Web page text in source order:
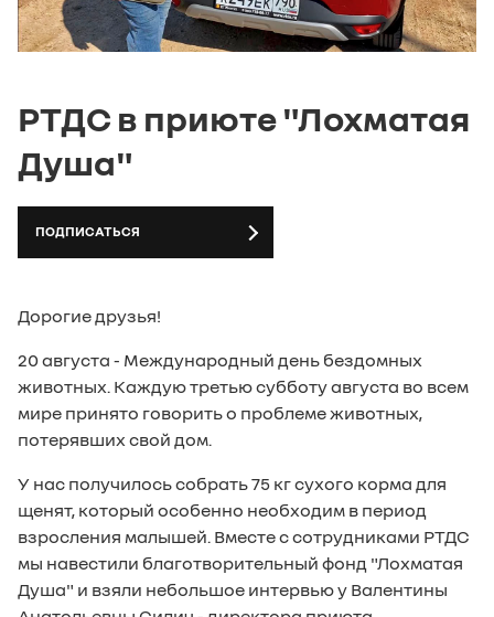
РТДС в приюте "Лохматая
Душа"
ПОДПИСАТЬСЯ
Дорогие друзья!
20 августа - Международный день бездомных
животных. Каждую третью субботу августа во всем
мире принято говорить о проблеме животных,
потерявших свой дом.
У нас получилось собрать 75 кг сухого корма для
щенят, который особенно необходим в период
взросления малышей. Вместе с сотрудниками РТДС
мы навестили благотворительный фонд "Лохматая
Душа" и взяли небольшое интервью у Валентины
Федерации. Для получения подробной
информации, пожалуйста, обращайтесь в наш
салон.